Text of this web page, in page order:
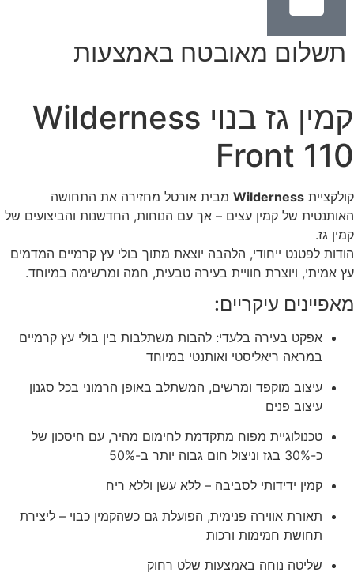
תשלום מאובטח באמצעות
קמין גז בנוי Wilderness
Front 110
קולקציית Wilderness מבית אורטל מחזירה את התחושה
האותנטית של קמין עצים – אך עם הנוחות, החדשנות והביצועים של
קמין גז.
הודות לפטנט ייחודי, הלהבה יוצאת מתוך בולי עץ קרמיים המדמים
עץ אמיתי, ויוצרת חוויית בעירה טבעית, חמה ומרשימה במיוחד.
מאפיינים עיקריים:
אפקט בעירה בלעדי: להבות משתלבות בין בולי עץ קרמיים
במראה ריאליסטי ואותנטי במיוחד
עיצוב מוקפד ומרשים, המשתלב באופן הרמוני בכל סגנון
עיצוב פנים
טכנולוגיית מפוח מתקדמת לחימום מהיר, עם חיסכון של
כ-30% בגז וניצול חום גבוה יותר ב-50%
קמין ידידותי לסביבה – ללא עשן וללא ריח
תאורת אווירה פנימית, הפועלת גם כשהקמין כבוי – ליצירת
תחושת חמימות ורכות
שליטה נוחה באמצעות שלט רחוק